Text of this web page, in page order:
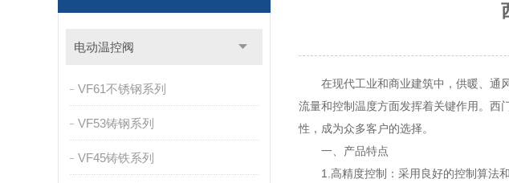
在现代工业和商业建筑中，供暖、通风
流量和控制温度方面发挥着关键作用。西
性，成为众多客户的选择。
一、产品特点
1.高精度控制：采用良好的控制算法和
电动温控阀
VF61不锈钢系列
VF53铸钢系列
VF45铸铁系列